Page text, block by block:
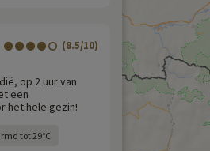
(8.5/10)
op 2 uur van
een
het hele gezin!
tot 29°C